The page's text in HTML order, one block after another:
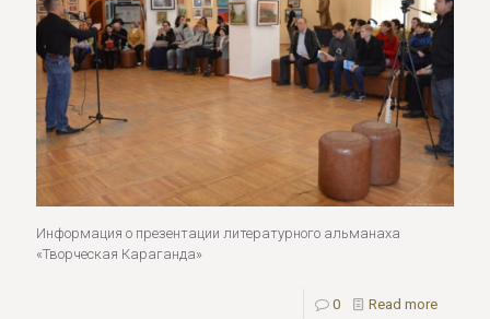
Информация о презентации литературного альманаха
«Творческая Караганда»
0 Read more